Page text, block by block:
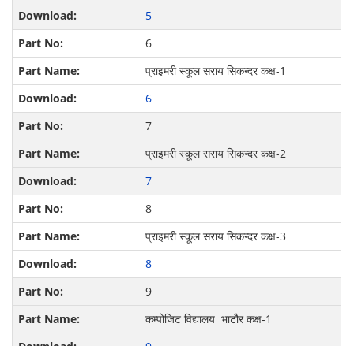
5
6
प्राइमरी स्कूल सराय सिकन्दर कक्ष-1
6
7
प्राइमरी स्कूल सराय सिकन्दर कक्ष-2
7
8
प्राइमरी स्कूल सराय सिकन्दर कक्ष-3
8
9
कम्पोजिट विद्यालय भाटौर कक्ष-1